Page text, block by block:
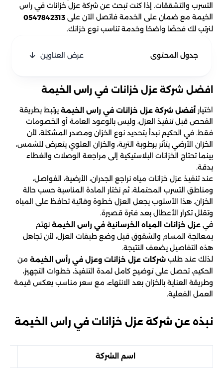
التسرب والتشققات. إذا كنت تبحث عن شركة عزل خزانات في راس
الخيمة مع ضمان على الخدمة فاتصل الآن على 0547842313
لنرتب لك فحصًا واضحًا وخدمة تناسب نوع خزانك.
جدول المحتوى عرض العناوين
افضل شركة عزل خزانات في راس الخيمة
اختيار أفضل شركة عزل خزانات في راس الخيمة يرتبط بطريقة
الفحص قبل تنفيذ العزل، وليس بالوعود العامة أو الخصومات
فقط. في الحكيم نبدأ بتحديد نوع الخزان ومصدر المشكلة، لأن
الخزان الأرضي يتأثر برطوبة التربة، والخزان العلوي يتعرض للشمس،
بينما تحتاج الخزانات البلاستيكية إلى مراجعة الوصلات والغطاء
بدقة.
عند تنفيذ عزل خزانات مياه نراجع الجدران، الأرضية، الفواصل،
ومناطق التسرب المحتملة، ثم نختار المادة المناسبة حسب حالة
الخزان. هذا الأسلوب يجعل العزل خطوة وقائية تحافظ على المياه
وتقلل تكرار الأعطال بعد فترة قصيرة.
في عزل خزانات المياه الخرسانية في راس الخيمة نهتم
بمعالجة المسام والشقوق قبل وضع طبقات العزل، لأن تجاهل
هذه التفاصيل يضعف النتيجة.
لذلك عند طلب شركات عزل خزانات وعزل في رأس الخيمة من
الحكيم، تحصل على توضيح كامل لمدة التنفيذ، خطوات التجهيز،
وطريقة العناية بالخزان بعد الانتهاء، مع سعر مناسب يعكس قيمة
العمل الفعلية.
نبذه عن شركة عزل خزانات في راس الخيمة
اسم الشركة